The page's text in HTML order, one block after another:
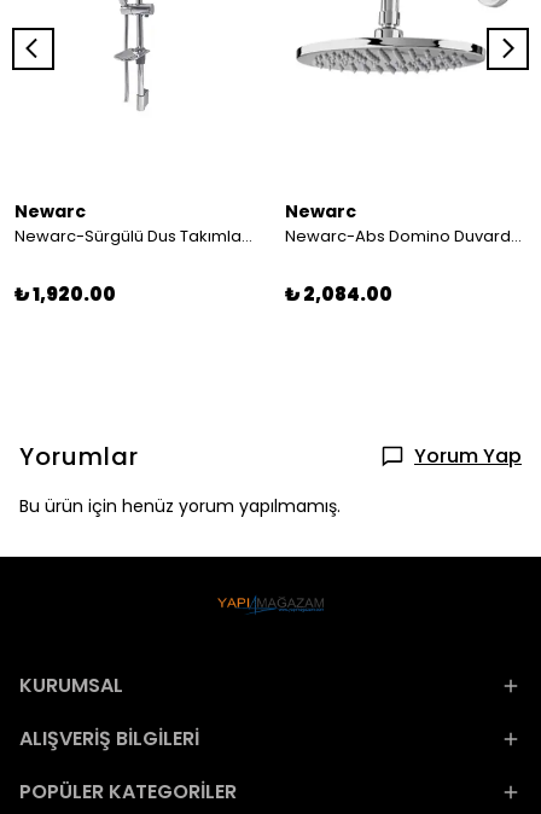
Newarc
Newarc-Sürgülü Dus Takımları Domıno Sürgülü Üst Takım
₺ 1,920.00
Newarc
Newarc-Abs Domino Duvardan Ayarlı Duş Başlığı 470515
₺ 2,084.00
Yorumlar Yorum Yap
Bu ürün için henüz yorum yapılmamış.
KURUMSAL
ALIŞVERİŞ BİLGİLERİ
POPÜLER KATEGORİLER